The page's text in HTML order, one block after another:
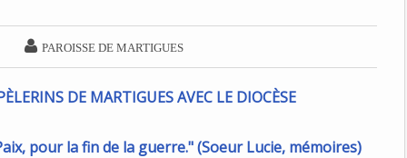
 PAROISSE DE MARTIGUES